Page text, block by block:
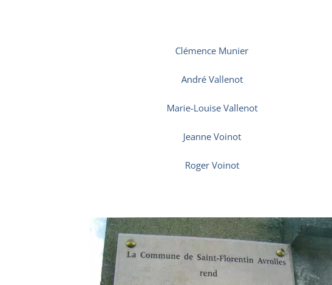
Clémence Munier
André Vallenot
Marie-Louise Vallenot
Jeanne Voinot
Roger Voinot